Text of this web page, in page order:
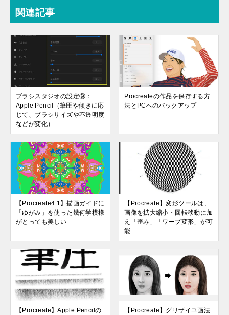
関連記事
ブラシスタジオの設定⑨：
Apple Pencil（筆圧や傾きに応
じて、ブラシサイズや不透明度
などが変化）
Procreateの作品を保存する方
法とPCへのバックアップ
【Procreate4.1】描画ガイドに
「ゆがみ」を使った幾何学模様
がとっても美しい
【Procreate】変形ツールは、
画像を拡大縮小・回転移動に加
え「歪み」「ワープ変形」が可
能
【Procreate】Apple Pencilの
【Procreate】グリザイユ画法